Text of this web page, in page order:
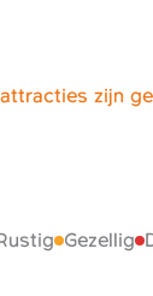
zijn
Gezellig